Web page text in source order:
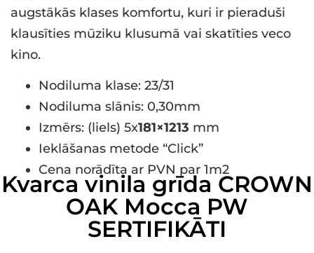
augstākās klases komfortu, kuri ir pieraduši
klausīties mūziku klusumā vai skatīties veco
kino.
Nodiluma klase: 23/31
Nodiluma slānis: 0,30mm
Izmērs: (liels) 5x181×1213 mm
Ieklāšanas metode “Click”
Cena norādīta ar PVN par 1m2
Kvarca vinila grīda CROWN
OAK Mocca PW
SERTIFIKĀTI